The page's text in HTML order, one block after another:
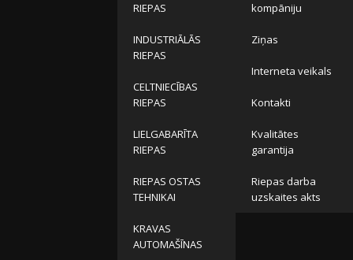
RIEPAS
INDUSTRIĀLĀS
RIEPAS
CELTNIECĪBAS
RIEPAS
LIELGABARĪTA
RIEPAS
RIEPAS OSTAS
TEHNIKAI
KRAVAS
AUTOMAŠĪNAS
kompāniju
Ziņas
Interneta veikals
Kontakti
Kvalitātes
garantija
Riepas darba
uzskaites akts